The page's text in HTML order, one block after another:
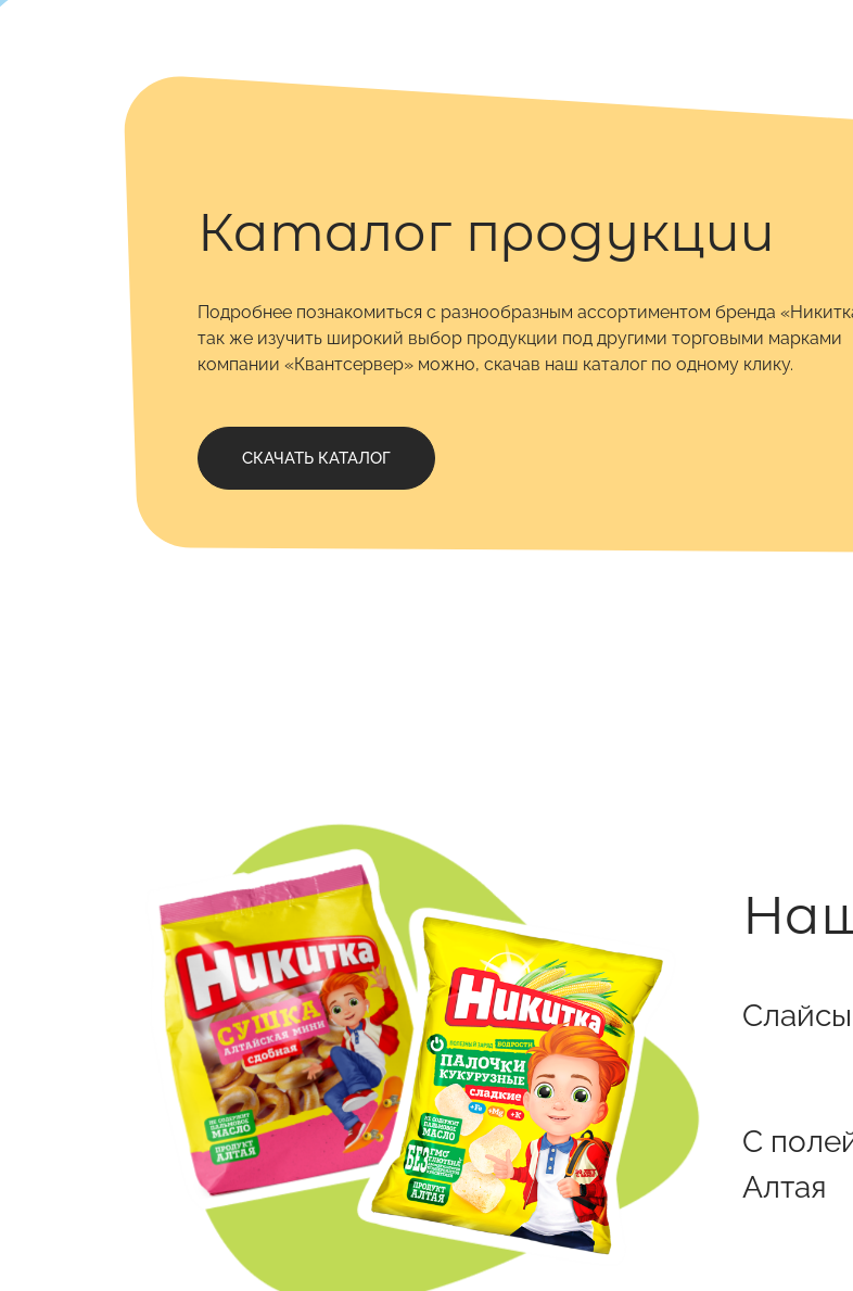
Каталог продукции
Подробнее познакомиться с разнообразным ассортиментом бренда
так же изучить широкий выбор продукции под другими торговыми марками
компании «Квантсервер» можно, скачав наш каталог по одному клику.
СКАЧАТЬ КАТАЛОГ
Слайсы
С
Алтая